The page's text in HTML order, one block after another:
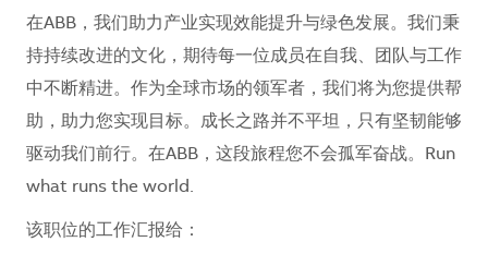
在ABB，我们助力产业实现效能提升与绿色发展。我们秉
持持续改进的文化，期待每一位成员在自我、团队与工作
中不断精进。作为全球市场的领军者，我们将为您提供帮
助，助力您实现目标。成长之路并不平坦，只有坚韧能够
驱动我们前行。在ABB，这段旅程您不会孤军奋战。Run
what runs the world.
该职位的工作汇报给：